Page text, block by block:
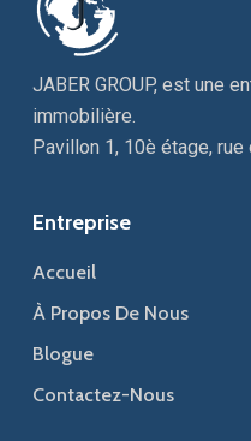
JABER GROUP, est une
immobilière.
Pavillon 1, 10è étage,
Entreprise
Accueil
À Propos De Nous
Blogue
Contactez-Nous